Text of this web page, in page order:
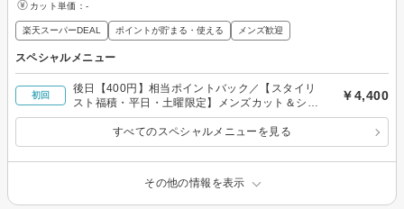
カット単価： -
楽天スーパーDEAL ポイントが貯まる・使える メンズ歓迎
スペシャルメニュー
初回
後日【400円】相当ポイントバック／【スタイリ
スト福積・平日・土曜限定】メンズカット＆ショ
ートスパ10時～15時予約可
￥4,400
すべてのスペシャルメニューを見る
その他の情報を表示